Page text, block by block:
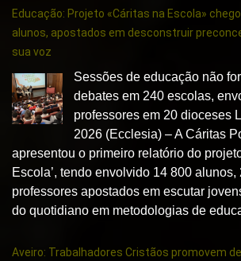
Educação: Projeto «Cáritas na Escola»
alunos, apostados em desconstruir
sua voz
Sessões de educação não
debates em 240 escolas,
professores em 20 dioceses
2026 (Ecclesia) – A Cáritas
apresentou o primeiro relatório do
Escola’, tendo envolvido 14 800
professores apostados em escutar
do quotidiano em metodologias de
Aveiro: Trabalhadores Cristãos promovem